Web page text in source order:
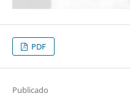
PDF
Publicado